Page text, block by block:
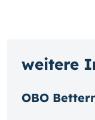
weitere
OBO